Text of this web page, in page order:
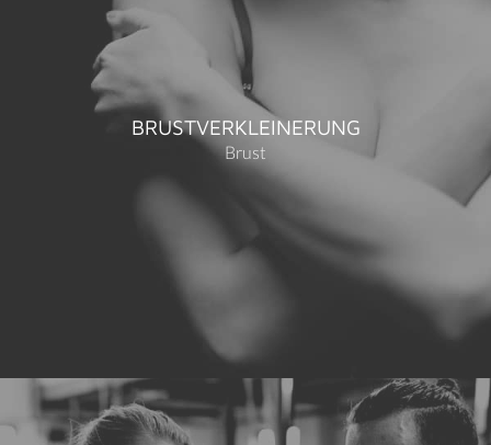
BRUSTVERKLEINERUNG
Brust